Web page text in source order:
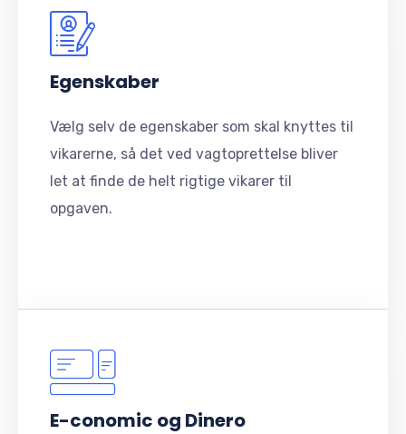
Egenskaber
Vælg selv de egenskaber som skal knyttes til
vikarerne, så det ved vagtoprettelse bliver
let at finde de helt rigtige vikarer til
opgaven.
E-conomic og Dinero